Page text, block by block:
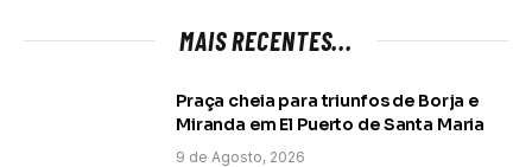
MAIS RECENTES...
Praça cheia para triunfos de Borja e
Miranda em El Puerto de Santa Maria
9 de Agosto, 2026